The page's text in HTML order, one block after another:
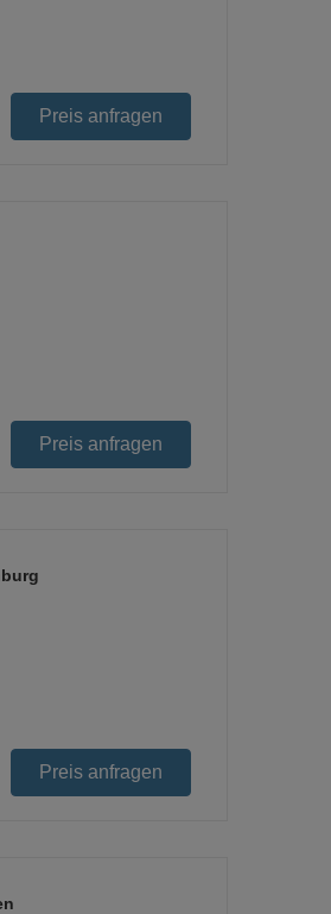
Preis anfragen
Preis anfragen
Preis anfragen